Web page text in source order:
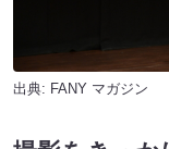
出典: FANY マガジン